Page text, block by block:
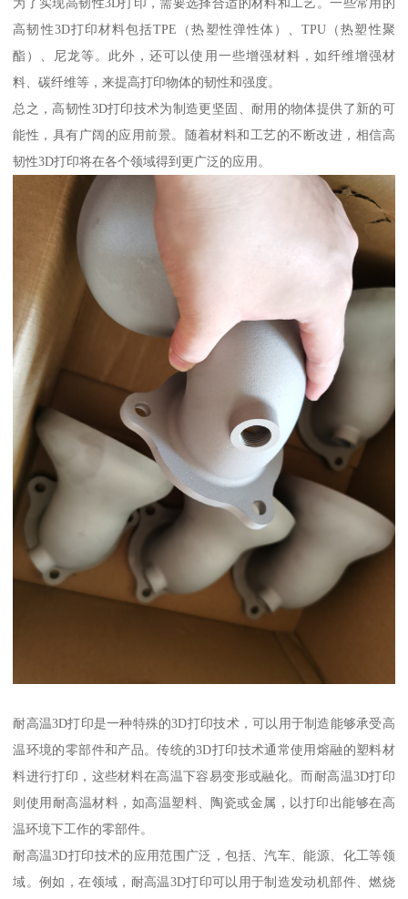
高韧性3D打印材料包括TPE（热塑性弹性体）、TPU（热塑性聚
酯）、尼龙等。此外，还可以使用一些增强材料，如纤维增强材
料、碳纤维等，来提高打印物体的韧性和强度。
总之，高韧性3D打印技术为制造更坚固、耐用的物体提供了新的可
能性，具有广阔的应用前景。随着材料和工艺的不断改进，相信高
韧性3D打印将在各个领域得到更广泛的应用。
耐高温3D打印是一种特殊的3D打印技术，可以用于制造能够承受高
温环境的零部件和产品。传统的3D打印技术通常使用熔融的塑料材
料进行打印，这些材料在高温下容易变形或融化。而耐高温3D打印
则使用耐高温材料，如高温塑料、陶瓷或金属，以打印出能够在高
温环境下工作的零部件。
耐高温3D打印技术的应用范围广泛，包括、汽车、能源、化工等领
域。例如，在领域，耐高温3D打印可以用于制造发动机部件、燃烧